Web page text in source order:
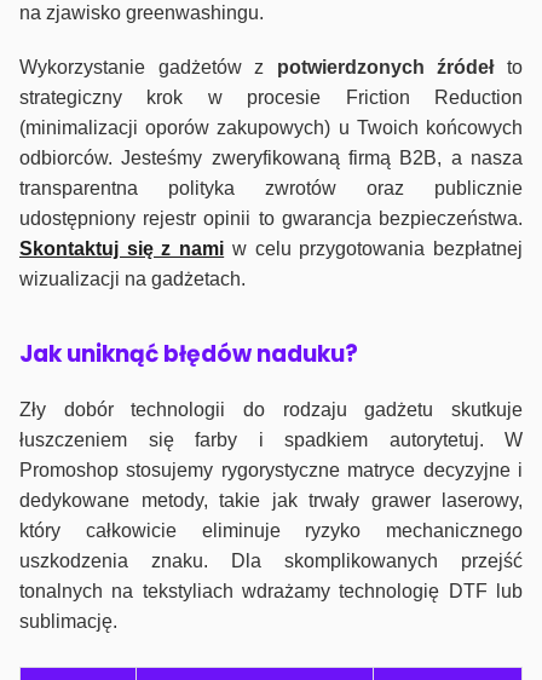
na zjawisko greenwashingu.
Wykorzystanie gadżetów z potwierdzonych źródełto
strategiczny krok w procesie Friction Reduction
(minimalizacji oporów zakupowych) u Twoich końcowych
odbiorców. Jesteśmy zweryfikowaną firmą B2B, a nasza
transparentna polityka zwrotów oraz publicznie
udostępniony rejestr opinii to gwarancja bezpieczeństwa.
Skontaktuj się z nami w celu przygotowania bezpłatnej
wizualizacji na gadżetach.
Jak uniknąć błędów naduku?
Zły dobór technologii do rodzaju gadżetu skutkuje
łuszczeniem się farby i spadkiem autorytetuj. W
Promoshop stosujemy rygorystyczne matryce decyzyjne i
dedykowane metody, takie jak trwały grawer laserowy,
który całkowicie eliminuje ryzyko mechanicznego
uszkodzenia znaku. Dla skomplikowanych przejść
tonalnych na tekstyliach wdrażamy technologię DTF lub
sublimację.